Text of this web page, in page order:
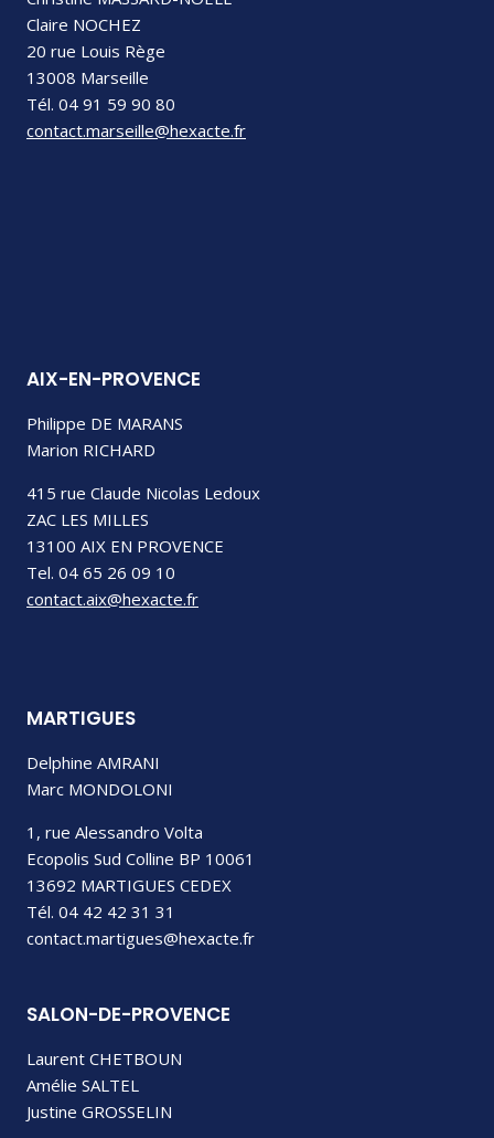
Claire NOCHEZ
20 rue Louis Rège
13008 Marseille
Tél. 04 91 59 90 80
contact.marseille@hexacte.fr
AIX-EN-PROVENCE
Philippe DE MARANS
Marion RICHARD
415 rue Claude Nicolas Ledoux
ZAC LES MILLES
13100 AIX EN PROVENCE
Tel. 04 65 26 09 10
contact.aix@hexacte.fr
MARTIGUES
Delphine AMRANI
Marc MONDOLONI
1, rue Alessandro Volta
Ecopolis Sud Colline BP 10061
13692 MARTIGUES CEDEX
Tél. 04 42 42 31 31
contact.martigues@hexacte.fr
SALON-DE-PROVENCE
Laurent CHETBOUN
Amélie SALTEL
Justine GROSSELIN